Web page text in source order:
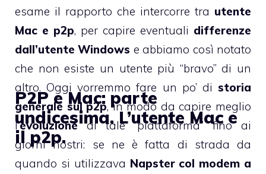
esame il rapporto che intercorre tra utente
Mac e p2p, per capire eventuali differenze
dall’utente Windows e abbiamo così notato
che non esiste un utente più “bravo” di un
altro. Oggi vorremmo fare un po’ di storia
generale sul p2p, in modo da capire meglio
l’evoluzionedi tale “piattaforma” fino ai
giorni nostri: se ne è fatta di strada da
quando si utilizzava Napster col modem a
P2P e Mac: parte
undicesima. L’utente Mac e
il p2p.